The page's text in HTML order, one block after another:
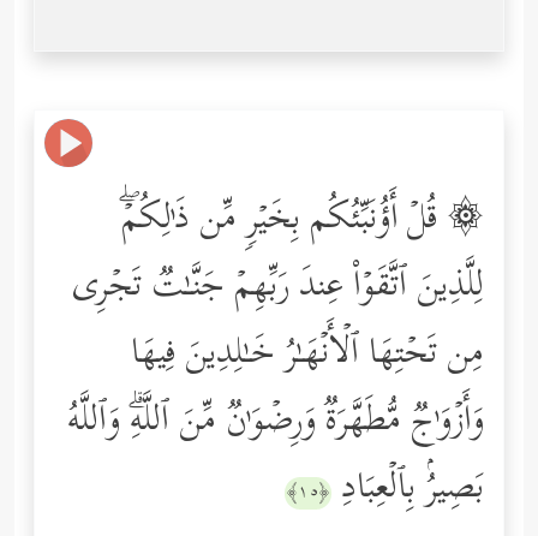
۞ قُلۡ أَؤُنَبِّئُكُم بِخَیۡرࣲ مِّن ذَ ٰ⁠لِكُمۡۖ
لِلَّذِینَ ٱتَّقَوۡاْ عِندَ رَبِّهِمۡ جَنَّـٰتࣱ تَجۡرِی
مِن تَحۡتِهَا ٱلۡأَنۡهَـٰرُ خَـٰلِدِینَ فِیهَا
وَأَزۡوَ ٰ⁠جࣱ مُّطَهَّرَةࣱ وَرِضۡوَ ٰ⁠نࣱ مِّنَ ٱللَّهِۗ وَٱللَّهُ
بَصِیرُۢ بِٱلۡعِبَادِ ﴿١٥﴾